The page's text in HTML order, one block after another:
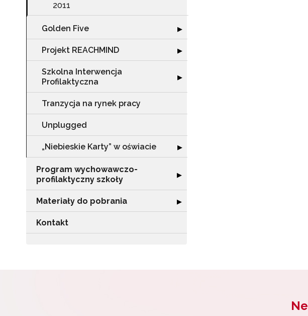
2011
Golden Five Rozwiń sekcję "Golden Five"
▶
Projekt REACHMIND Rozwiń sekcję "Projekt REACHMIND"
▶
Szkolna Interwencja
Profilaktyczna
Rozwiń sekcję "Szkolna Interwencja
▶
Tranzycja na rynek pracy
Unplugged
„Niebieskie Karty” w oświacie Rozwiń sekcję "„Niebieskie Karty” w oświacie"
▶
Program wychowawczo-
profilaktyczny szkoły
Rozwiń sekcję "Program wychowawczo-
▶
Materiały do pobrania Rozwiń sekcję "Materiały do pobrania"
▶
Kontakt